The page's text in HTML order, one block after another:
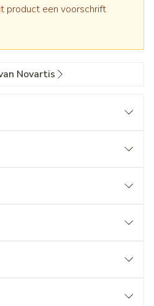
product een voorschrift
Novartis